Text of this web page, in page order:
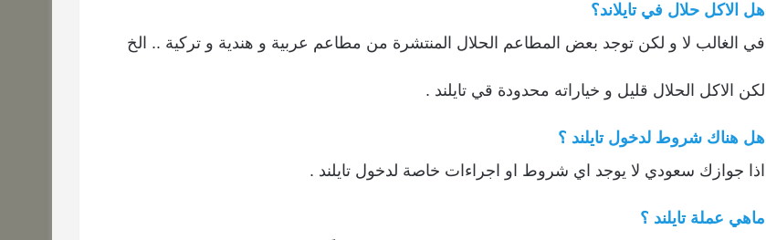
هل الاكل حلال في تايلاند؟
في الغالب لا و لكن توجد بعض المطاعم الحلال المنتشرة من مطاعم عربية و هندية و تركية .. الخ
لكن الاكل الحلال قليل و خياراته محدودة قي تايلند .
هل هناك شروط لدخول تايلند ؟
اذا جوازك سعودي لا يوجد اي شروط او اجراءات خاصة لدخول تايلند .
ماهي عملة تايلند ؟